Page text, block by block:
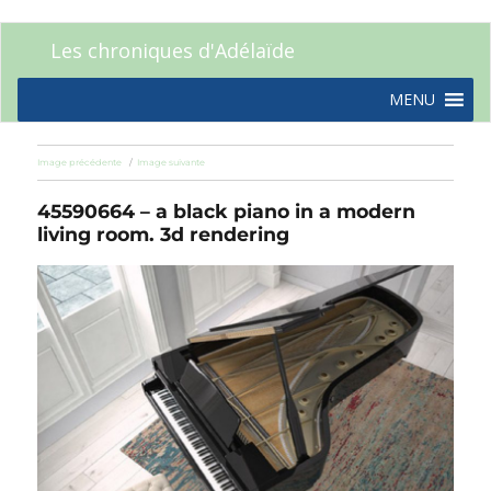
Les chroniques d'Adélaïde
MENU
Image précédente Image suivante
45590664 – a black piano in a modern
living room. 3d rendering